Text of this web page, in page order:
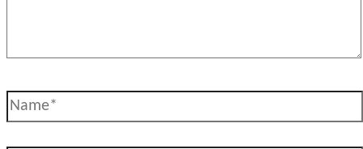
Name*